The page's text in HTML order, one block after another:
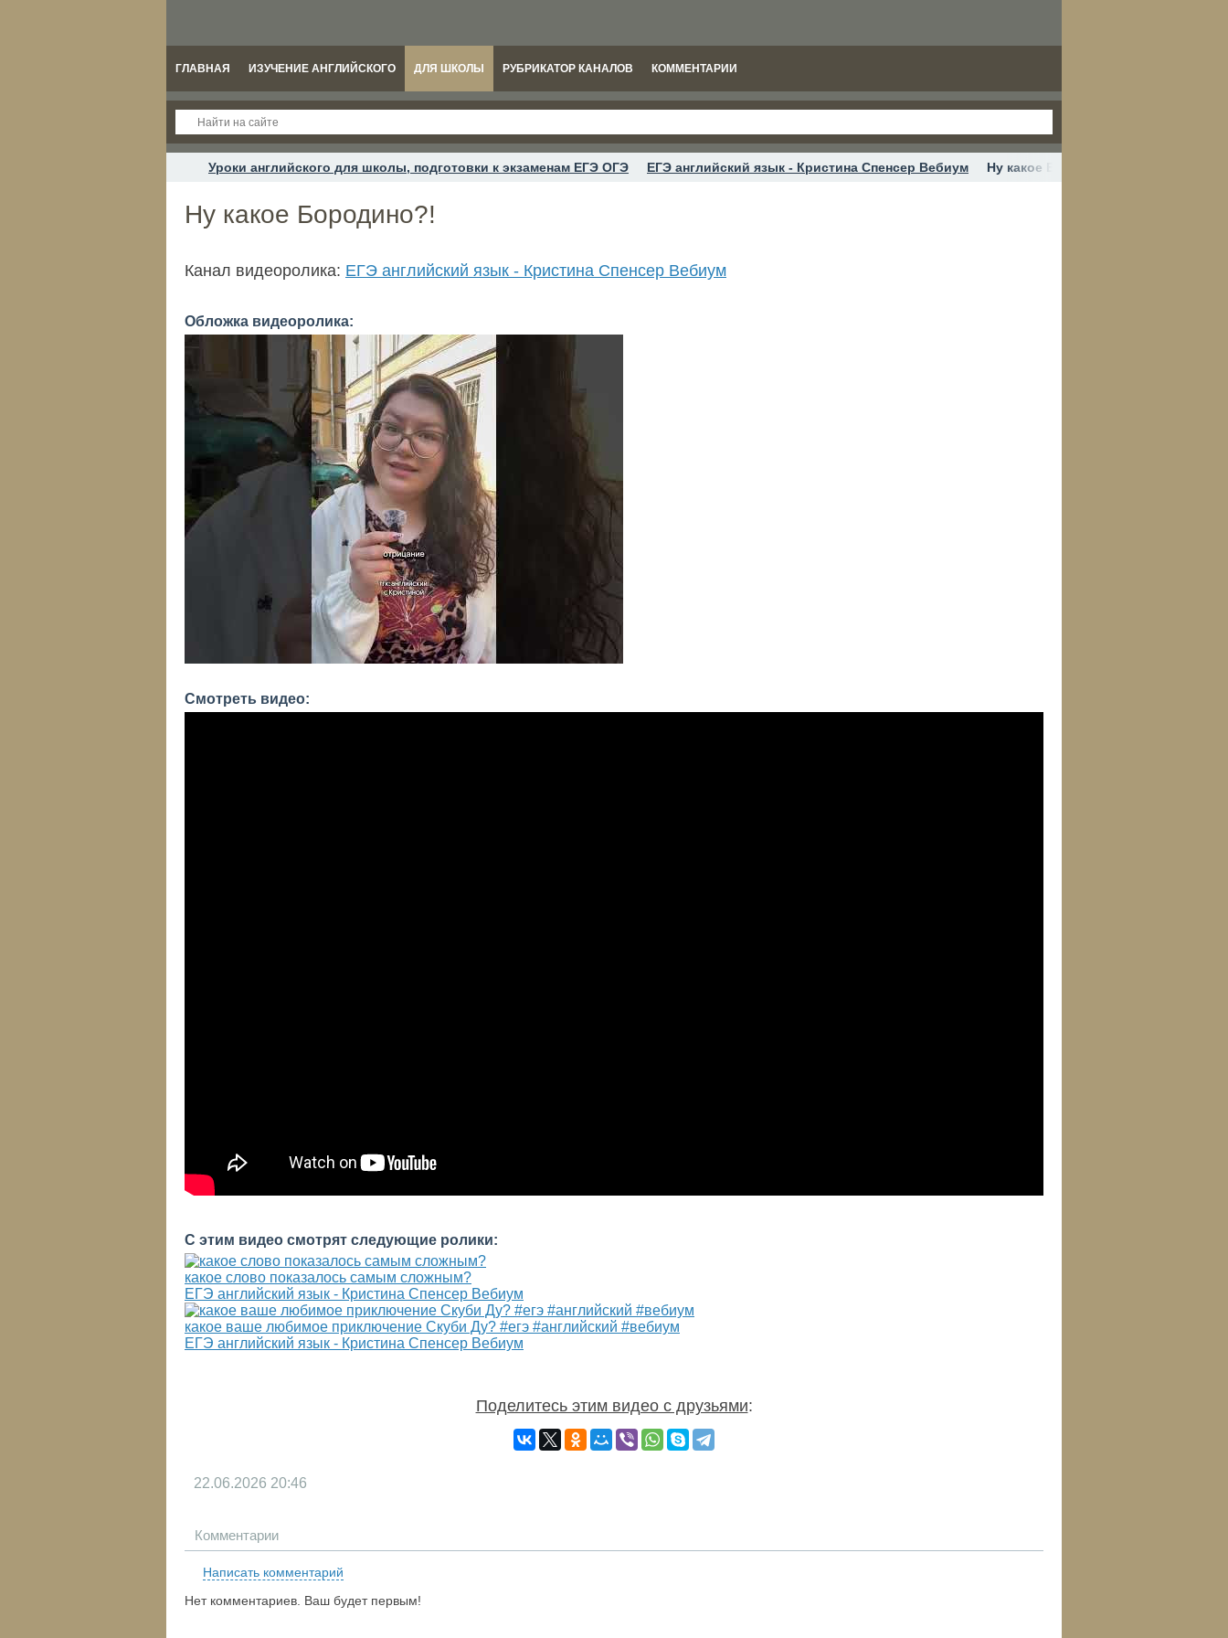
ГЛАВНАЯ ИЗУЧЕНИЕ АНГЛИЙСКОГО ДЛЯ ШКОЛЫ РУБРИКАТОР КАНАЛОВ КОММЕНТАРИИ
Уроки английского для школы, подготовки к экзаменам ЕГЭ ОГЭ ЕГЭ английский язык - Кристина Спенсер Вебиум Ну какое Бородино?!
Ну какое Бородино?!
Канал видеоролика: ЕГЭ английский язык - Кристина Спенсер Вебиум
Обложка видеоролика:
Смотреть видео:
С этим видео смотрят следующие ролики:
какое слово показалось самым сложным?
ЕГЭ английский язык - Кристина Спенсер Вебиум
какое ваше любимое приключение Скуби Ду? #егэ #английский #вебиум
ЕГЭ английский язык - Кристина Спенсер Вебиум
Поделитесь этим видео с друзьями:
22.06.2026 20:46
Комментарии
Написать комментарий
Нет комментариев. Ваш будет первым!